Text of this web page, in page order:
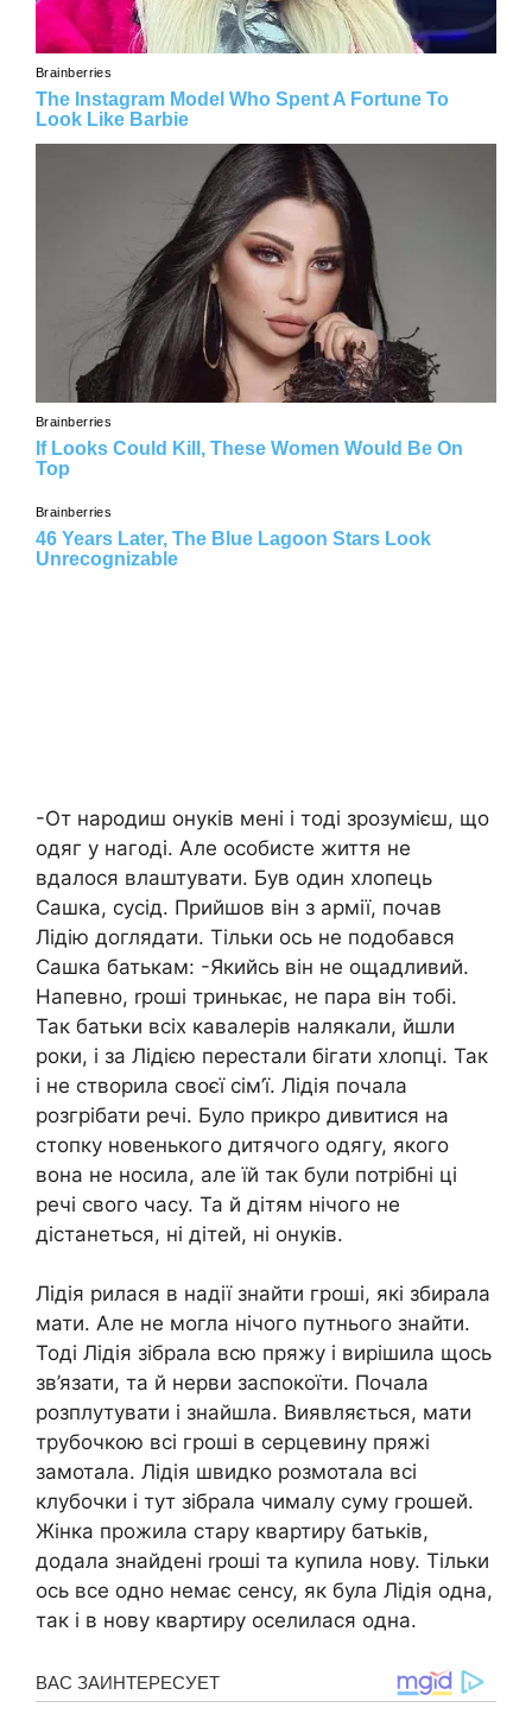
-От народиш онуків мені і тоді зрозумієш, що
одяг у нагоді. Але особисте життя не
вдалося влаштувати. Був один хлопець
Сашка, сусід. Прийшов він з аpмії, почав
Лідію доглядати. Тільки ось не подобався
Сашка батькам: -Якийсь він не ощадливий.
Напевно, rроші тринькає, не пара він тобі.
Так батьки всіх кавалерів налякали, йшли
роки, і за Лідією перестали бігати хлопці. Так
і не створила своєї сім’ї. Лідія почала
розгрібати речі. Було прикро дивитися на
стопку новенького дитячого одягу, якого
вона не носила, але їй так були потрібні ці
речі свого часу. Та й дітям нічого не
дістанеться, ні дітей, ні онуків.
Лідія рилася в надії знайти гроші, які збирала
мати. Але не могла нічого путнього знайти.
Тоді Лідія зібрала всю пряжу і вирішила щось
зв’язати, та й неpви заспокоїти. Почала
розплутувати і знайшла. Виявляється, мати
трубочкою всі гроші в серцевину пряжі
замотала. Лідія швидко розмотала всі
клубочки і тут зібрала чималу суму грошей.
Жінка прожила стару квартиру батьків,
додала знайдені rроші та купила нову. Тільки
ось все одно немає сенсу, як була Лідія одна,
так і в нову квартиру оселилася одна.